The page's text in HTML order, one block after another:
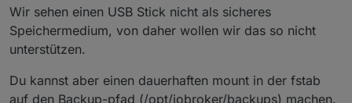
Wir sehen einen USB Stick nicht als sicheres
Speichermedium, von daher wollen wir das so nicht
unterstützen.
Du kannst aber einen dauerhaften mount in der fstab
auf den Backup-pfad (/opt/iobroker/backups) machen.